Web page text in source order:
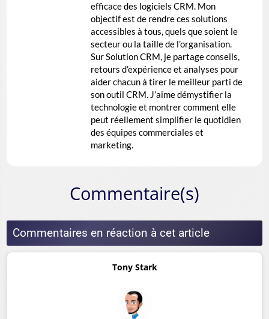
efficace des logiciels CRM. Mon
objectif est de rendre ces solutions
accessibles à tous, quels que soient le
secteur ou la taille de l’organisation.
Sur Solution CRM, je partage conseils,
retours d’expérience et analyses pour
aider chacun à tirer le meilleur parti de
son outil CRM. J’aime démystifier la
technologie et montrer comment elle
peut réellement simplifier le quotidien
des équipes commerciales et
marketing.
Commentaire(s)
Commentaires en réaction à cet article
Tony Stark